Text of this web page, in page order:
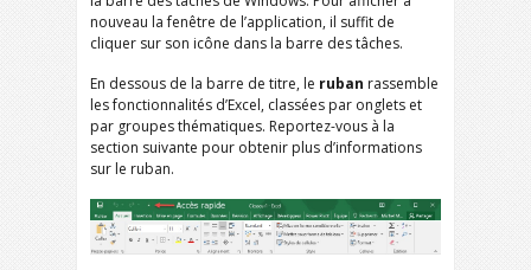
nouveau la fenêtre de l’application, il suffit de
cliquer sur son icône dans la barre des tâches.
En dessous de la barre de titre, le ruban rassemble
les fonctionnalités d’Excel, classées par onglets et
par groupes thématiques. Reportez-vous à la
section suivante pour obtenir plus d’informations
sur le ruban.